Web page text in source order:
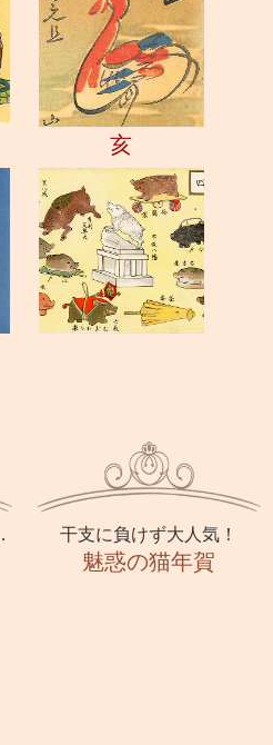
亥
干支に負けず大人気！
魅惑の猫年賀